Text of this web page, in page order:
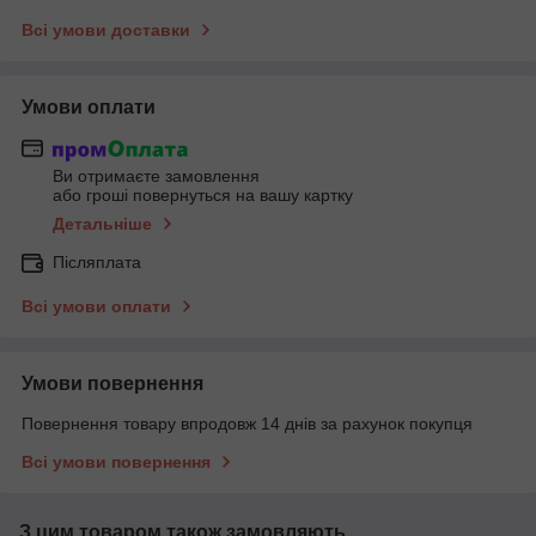
Всі умови доставки
Умови оплати
Ви отримаєте замовлення
або гроші повернуться на вашу картку
Детальніше
Післяплата
Всі умови оплати
Умови повернення
Повернення товару впродовж 14 днів за рахунок покупця
Всі умови повернення